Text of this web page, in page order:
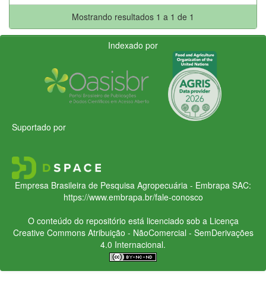
Mostrando resultados 1 a 1 de 1
Indexado por
Suportado por
Empresa Brasileira de Pesquisa Agropecuária - Embrapa SAC:
https://www.embrapa.br/fale-conosco
O conteúdo do repositório está licenciado sob a Licença
Creative CommonsAtribuição - NãoComercial - SemDerivações
4.0 Internacional.